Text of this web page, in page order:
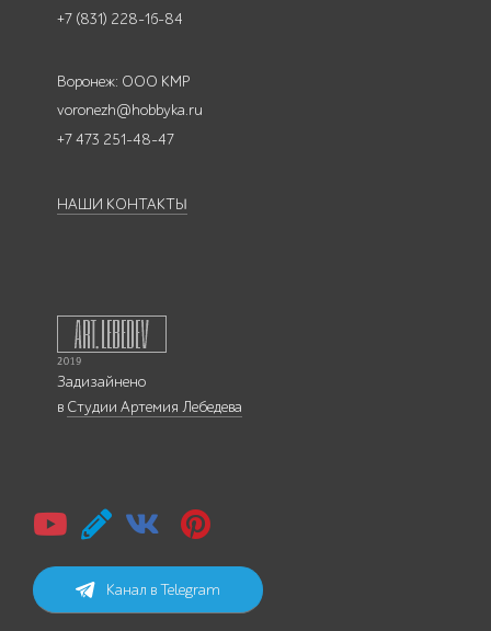
+7 (831) 228-16-84
Воронеж: ООО КМР
voronezh@hobbyka.ru
+7 473 251-48-47
НАШИ КОНТАКТЫ
Задизайнено
в Студии Артемия Лебедева
Канал в Telegram